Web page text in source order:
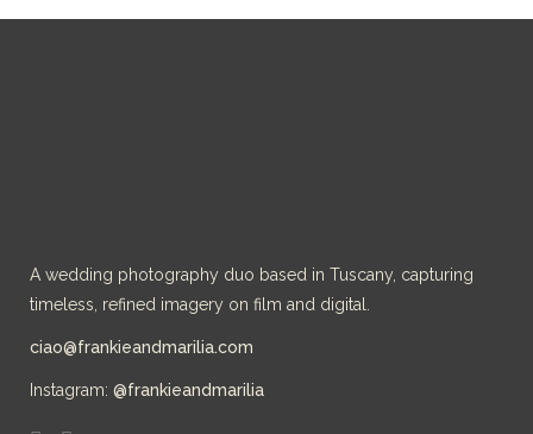
A wedding photography duo based in Tuscany, capturing
timeless, refined imagery on film and digital.
ciao@frankieandmarilia.com
Instagram: @frankieandmarilia